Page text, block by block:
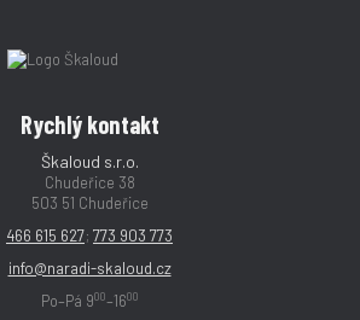
Rychlý kontakt
Škaloud s.r.o.
Chudeřice 38
503 51 Chudeřice
466 615 627; 773 903 773
info@naradi-skaloud.cz
Po–Pá 900–1600